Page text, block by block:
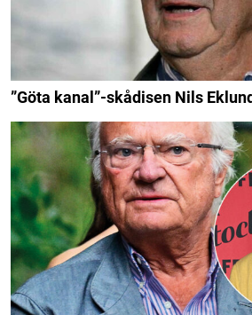
”Göta kanal”-skådisen Nils